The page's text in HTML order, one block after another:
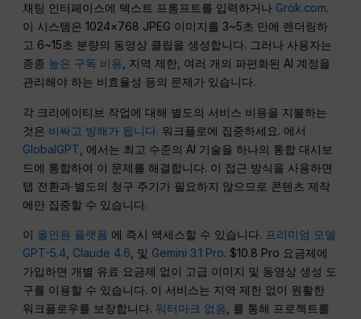
채팅 인터페이스에 텍스트 프롬프트를 입력하거나 Grok.com.
이 시스템은 1024×768 JPEG 이미지를 3~5초 만에 렌더링하
고 6~15초 분량의 동영상 클립을 생성합니다. 그러나 사용자는
종종 높은 구독 비용 , 지역 제한, 여러 개의 파편화된 AI 계정을
관리해야 하는 비효율성 등의 문제가 있습니다.
각 크리에이티브 작업에 대해 별도의 서비스 비용을 지불하는
것은 비싸고 방해가 됩니다. 워크플로에 집중하세요. 에서
GlobalGPT , 에서는 최고 수준의 AI 기술을 하나의 통합 대시보
드에 통합하여 이 문제를 해결합니다. 이 접근 방식을 사용하면
탭 전환과 별도의 청구 주기가 필요하지 않으므로 콘텐츠 제작
에만 집중할 수 있습니다.
이 올인원 플랫폼 에 즉시 액세스할 수 있습니다. 프리미엄 모델
GPT-5.4 Claude 4.6 , 및 Gemini 3.1 Pro. $10.8 Pro 요금제에
가입하면 개별 유료 요금제 없이 고급 이미지 및 동영상 생성 도
구를 이용할 수 있습니다. 이 서비스는 지역 제한 없이 원활한
워크플로우를 보장합니다. 워터마크 없음 , 를 통해 프로젝트를